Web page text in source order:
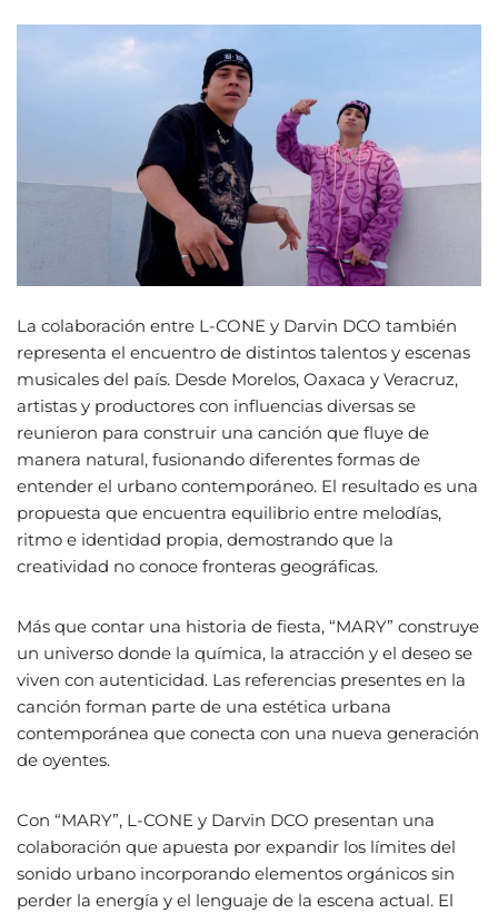
La colaboración entre L-CONE y Darvin DCO también
representa el encuentro de distintos talentos y escenas
musicales del país. Desde Morelos, Oaxaca y Veracruz,
artistas y productores con influencias diversas se
reunieron para construir una canción que fluye de
manera natural, fusionando diferentes formas de
entender el urbano contemporáneo. El resultado es una
propuesta que encuentra equilibrio entre melodías,
ritmo e identidad propia, demostrando que la
creatividad no conoce fronteras geográficas.
Más que contar una historia de fiesta, “MARY” construye
un universo donde la química, la atracción y el deseo se
viven con autenticidad. Las referencias presentes en la
canción forman parte de una estética urbana
contemporánea que conecta con una nueva generación
de oyentes.
Con “MARY”, L-CONE y Darvin DCO presentan una
colaboración que apuesta por expandir los límites del
sonido urbano incorporando elementos orgánicos sin
perder la energía y el lenguaje de la escena actual. El